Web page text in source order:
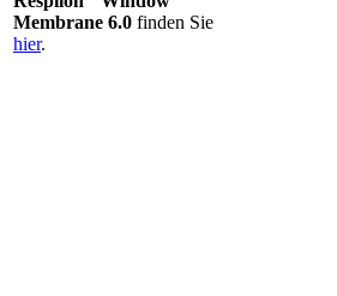
Membrane 6.0 finden Sie
hier.